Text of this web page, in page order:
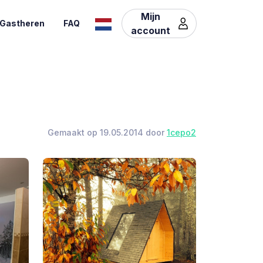
FAQ
Mijn
account
Gemaakt op 19.05.2014 door 1cepo2